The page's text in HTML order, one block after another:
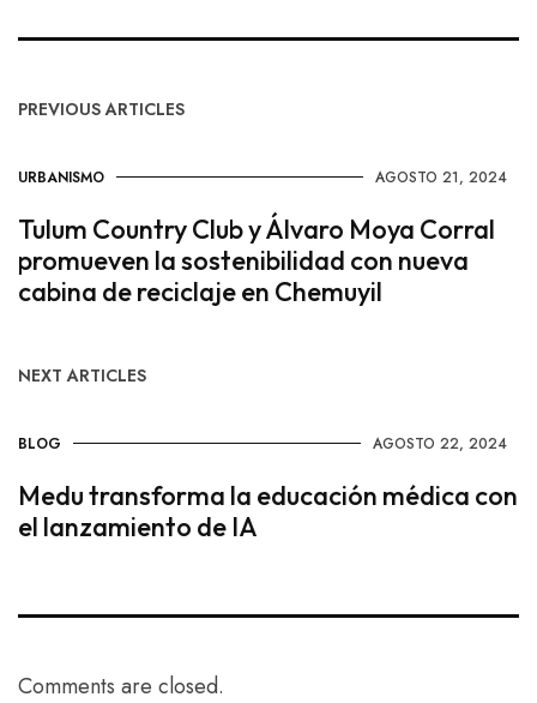
PREVIOUS ARTICLES
URBANISMO AGOSTO 21, 2024
Tulum Country Club y Álvaro Moya Corral
promueven la sostenibilidad con nueva
cabina de reciclaje en Chemuyil
NEXT ARTICLES
BLOG AGOSTO 22, 2024
Medu transforma la educación médica con
el lanzamiento de IA
Comments are closed.